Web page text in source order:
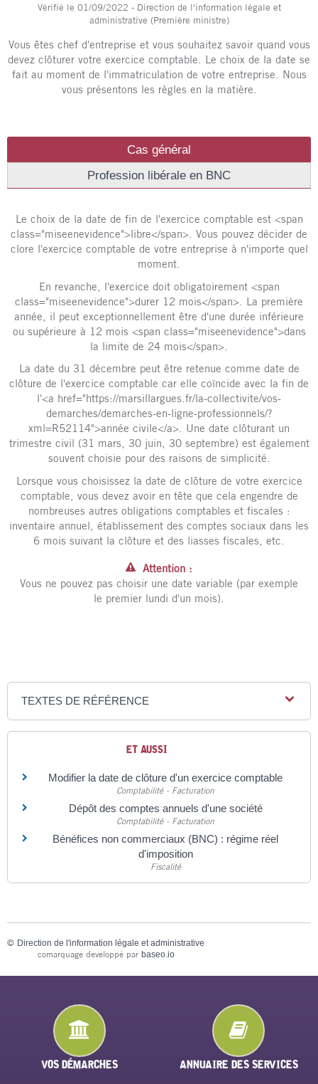
Vérifié le 01/09/2022 - Direction de l'information légale et
administrative (Première ministre)
Vous êtes chef d'entreprise et vous souhaitez savoir quand vous
devez clôturer votre exercice comptable. Le choix de la date se
fait au moment de l'immatriculation de votre entreprise. Nous
vous présentons les règles en la matière.
Cas général
Profession libérale en BNC
Le choix de la date de fin de l'exercice comptable est <span
class="miseenevidence">libre</span>. Vous pouvez décider de
clore l'exercice comptable de votre entreprise à n'importe quel
moment.
En revanche, l'exercice doit obligatoirement <span
class="miseenevidence">durer 12 mois</span>. La première
année, il peut exceptionnellement être d'une durée inférieure
ou supérieure à 12 mois <span class="miseenevidence">dans
la limite de 24 mois</span>.
La date du 31 décembre peut être retenue comme date de
clôture de l'exercice comptable car elle coïncide avec la fin de
l'<a href="https://marsillargues.fr/la-collectivite/vos-
demarches/demarches-en-ligne-professionnels/?
xml=R52114">année civile</a>. Une date clôturant un
trimestre civil (31 mars, 30 juin, 30 septembre) est également
souvent choisie pour des raisons de simplicité.
Lorsque vous choisissez la date de clôture de votre exercice
comptable, vous devez avoir en tête que cela engendre de
nombreuses autres obligations comptables et fiscales :
inventaire annuel, établissement des comptes sociaux dans les
6 mois suivant la clôture et des liasses fiscales, etc.
Attention :
Vous ne pouvez pas choisir une date variable (par exemple
le premier lundi d'un mois).
TEXTES DE RÉFÉRENCE
ET AUSSI
Modifier la date de clôture d'un exercice comptable
Comptabilité - Facturation
Dépôt des comptes annuels d'une société
Comptabilité - Facturation
Bénéfices non commerciaux (BNC) : régime réel
d'imposition
Fiscalité
© Direction de l'information légale et administrative
comarquage developpé par baseo.io
VOS DÉMARCHES ANNUAIRE DES SERVICES